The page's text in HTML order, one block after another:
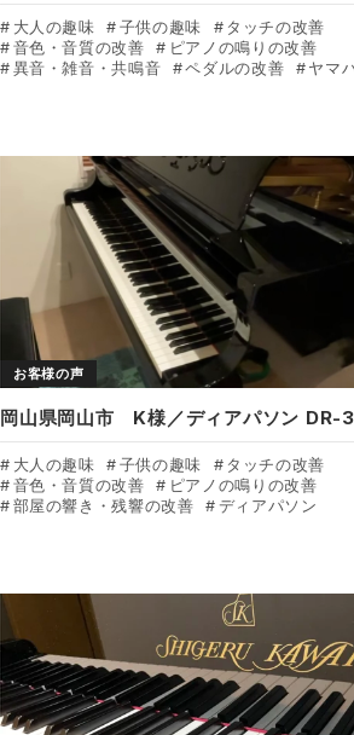
大人の趣味 子供の趣味
タッチの改善
音色・音質の改善
ピアノの鳴りの改善
異音・雑音・共鳴音
ペダルの改善 ヤマ
お客様の声
岡山県岡山市 K様／ディアパソン DR-
大人の趣味 子供の趣味
タッチの改善
音色・音質の改善
ピアノの鳴りの改善
部屋の響き・残響の改善
ディアパソン